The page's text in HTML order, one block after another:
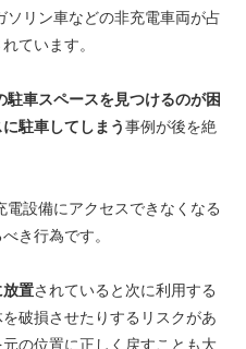
リン車などの非充電車両が占
ています。
駐車スペースを見つけるのが困
駐車してしまう事例が後を絶
設備にアクセスできなくなる
き行為です。
置されていると次に利用する
破損させたりするリスクがあ
の位置に正しく戻すことも大